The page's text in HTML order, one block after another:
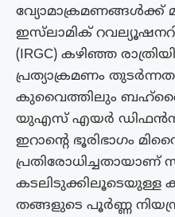
വ്യോമാക്രമണങ്ങൾക്ക്
ഇസ്‌ലാമിക്
(IRGC) കഴിഞ്ഞ
പ്രത്യാക്രമണം
കുവൈത്തിലും
യുഎസ് എയർ ഡിഫൻസ്
ഇറാന്റെ ഭൂരിഭാഗം
കടലിടുക്കിലൂടെയുള്ള
തങ്ങളുടെ പൂർണ്ണ